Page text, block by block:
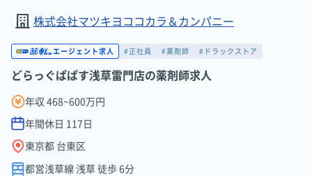
株式会社マツキヨココカラ＆カンパニー
エージェント求人 #正社員 #薬剤師 #ドラックストア
どらっぐぱぱす浅草雷門店の薬剤師求人
年収 468~600万円
年間休日 117 日
東京都 台東区
都営浅草線 浅草 徒歩 6分